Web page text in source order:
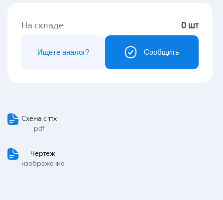
На складе 0 шт
Сообщить
Ищете аналог?
Схема с ттх
pdf
Чертеж
изображение